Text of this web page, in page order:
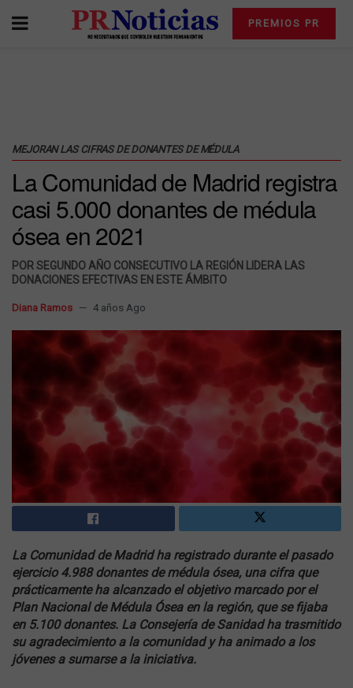
PREMIOS PR
MEJORAN LAS CIFRAS DE DONANTES DE MÉDULA
La Comunidad de Madrid registra
casi 5.000 donantes de médula
ósea en 2021
POR SEGUNDO AÑO CONSECUTIVO LA REGIÓN LIDERA LAS
DONACIONES EFECTIVAS EN ESTE ÁMBITO
Diana Ramos 4 años Ago
La Comunidad de Madrid ha registrado durante el pasado
ejercicio 4.988 donantes de médula ósea, una cifra que
prácticamente ha alcanzado el objetivo marcado por el
Plan Nacional de Médula Ósea en la región, que se fijaba
en 5.100 donantes. La Consejería de Sanidad ha trasmitido
su agradecimiento a la comunidad y ha animado a los
jóvenes a sumarse a la iniciativa.